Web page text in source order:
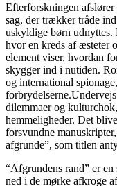
Efterforskningen
sag, der trækker tråde
uskyldige børn
hvor en kreds af æsteter
element viser, hvordan
skygger ind i nutiden.
og international
dilemmaer og
hemmeligheder. Det
forsvundne
afgrunde”, som titlen
“Afgrundens rand” er
ned i de mørke afkroge